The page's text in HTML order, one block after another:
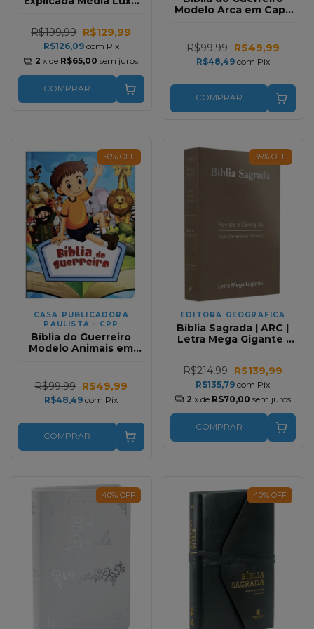
R$199,99 R$129,99
R$126,09 com Pix
2 x de R$65,00 sem juros
COMPRAR
Modelo Arca em Capa
R$99,99 R$49,99
R$48,49 com Pix
COMPRAR
50% OFF
CASA PUBLICADORA
PAULISTA - CPP
Bíblia do Guerreiro
Modelo Animais em
R$99,99 R$49,99
R$48,49com Pix
COMPRAR
35% OFF
EDITORA GEOGRAFICA
Bíblia Sagrada | ARC |
Letra Mega Gigante |
R$214,99 R$139,99
R$135,79com Pix
2 x de R$70,00 sem juros
COMPRAR
40% OFF 40% OFF